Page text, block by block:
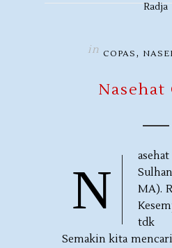
Radja
in COPAS ,
Nasehat
N
MA).
tdk
Semakin kita